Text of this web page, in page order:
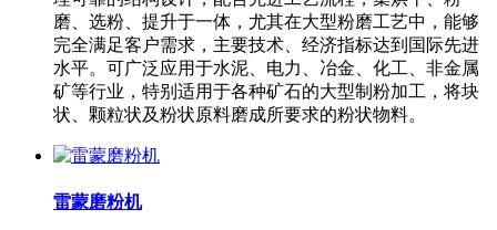
磨、选粉、提升于一体，尤其在大型粉磨工艺中，能够
完全满足客户需求，主要技术、经济指标达到国际先进
水平。可广泛应用于水泥、电力、冶金、化工、非金属
矿等行业，特别适用于各种矿石的大型制粉加工，将块
状、颗粒状及粉状原料磨成所要求的粉状物料。
雷蒙磨粉机